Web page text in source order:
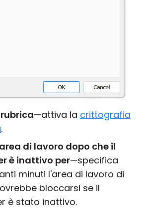
—attiva la crittografia
.
di lavoro dopo che il
è inattivo per—specifica
minuti l'area di lavoro di
bloccarsi se il
è stato inattivo.